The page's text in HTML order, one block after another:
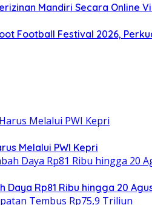
Mandiri Secara Online
Football Festival 2026,
Melalui PWI Kepri
Daya Rp81 Ribu hingga 20